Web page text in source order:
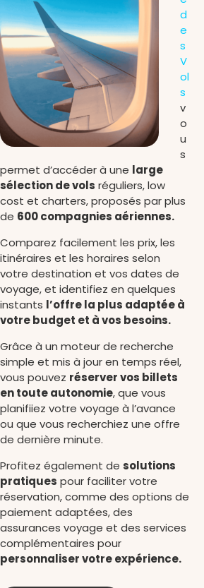
d
e
s
V
ol
s
v
o
u
s
permet d’accéder à une large
sélection de vols réguliers, low
cost et charters, proposés par plus
de 600 compagnies aériennes.
Comparez facilement les prix, les
itinéraires et les horaires selon
votre destination et vos dates de
voyage, et identifiez en quelques
instants l’offre la plus adaptée à
votre budget et à vos besoins.
Grâce à un moteur de recherche
simple et mis à jour en temps réel,
vous pouvez réserver vos billets
en toute autonomie, que vous
planifiiez votre voyage à l’avance
ou que vous recherchiez une offre
de dernière minute.
Profitez également de solutions
pratiques pour faciliter votre
réservation, comme des options de
paiement adaptées, des
assurances voyage et des services
complémentaires pour
personnaliser votre expérience.